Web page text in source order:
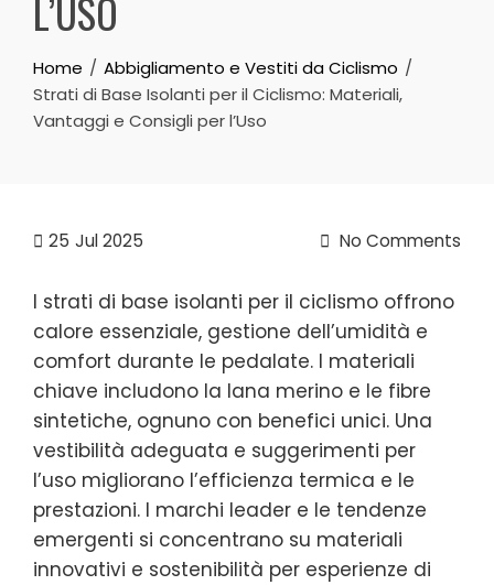
L’USO
Home
Abbigliamento e Vestiti da Ciclismo
Strati di Base Isolanti per il Ciclismo: Materiali,
Vantaggi e Consigli per l’Uso
25 Jul 2025 No Comments
I strati di base isolanti per il ciclismo offrono
calore essenziale, gestione dell’umidità e
comfort durante le pedalate. I materiali
chiave includono la lana merino e le fibre
sintetiche, ognuno con benefici unici. Una
vestibilità adeguata e suggerimenti per
l’uso migliorano l’efficienza termica e le
prestazioni. I marchi leader e le tendenze
emergenti si concentrano su materiali
innovativi e sostenibilità per esperienze di